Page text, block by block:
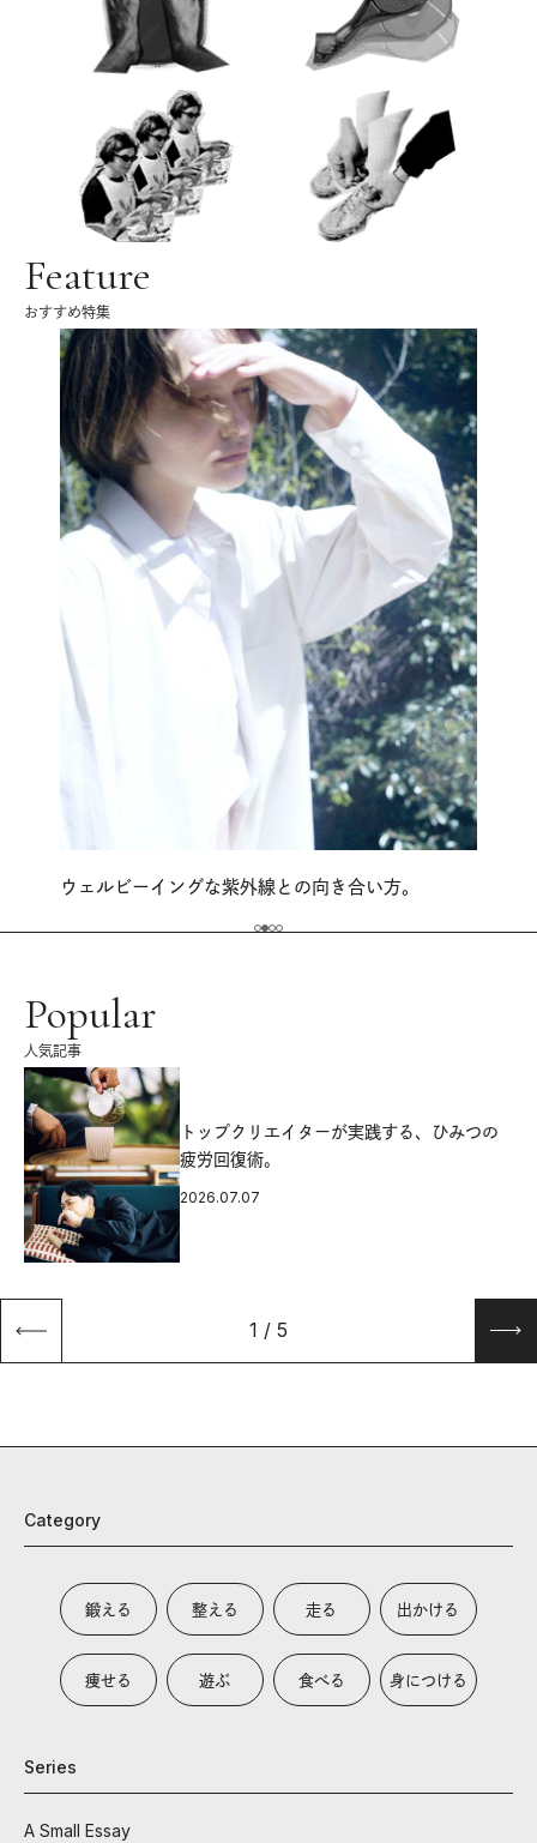
Feature
おすすめ特集
ウェルビーイングな紫外線との向き合い方。
Popular
人気記事
トップクリエイターが実践する、ひみつの
疲労回復術。
2026.07.07
1 / 5
Category
鍛える 整える 走る 出かける
痩せる 遊ぶ 食べる 身につける
Series
A Small Essay